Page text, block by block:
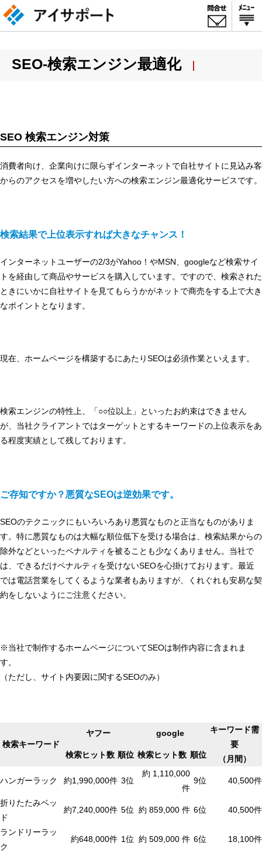
SEO-検索エンジン最適化
SEO 検索エンジン対策
消費者向け、企業向けに限らずインターネットで自社サイトに見込み客
からのアクセスを増やしたい方への検索エンジン最適化サービスです。
検索結果で上位表示すれば大きなチャンス！
インターネットユーザーの2/3がYahoo！やMSN、googleなど検索サイ
トを経由して商品やサービスを購入しています。ですので、検索された
ときにいかに自社サイトを見てもらうかがネットで商売をする上で大き
なポイントとなります。
現在、ホームページを構築するにあたりSEOは必須作業といえます。
検索エンジンの特性上、「○○位以上」といったお約束はできません
が、当社クライアントではターゲットとするキーワードの上位表示をあ
る程度実績として残しております。
ご存知ですか？悪質なSEOは逆効果です。
SEOのテクニックにもいろいろあり悪質なものと正当なものがありま
す。特に悪質なものは大幅な順位低下を受ける場合は、検索結果からの
除外などといったペナルティを被ることも少なくありません。当社で
は、できるだけペナルティを受けないSEOを心掛けております。最近
では電話営業をしてくるような業者もありますが、くれぐれも安易な契
約をしないようにご注意ください。
※当社で制作するホームページについてSEOは制作内容に含まれま
す。
（ただし、サイト内要因に関するSEOのみ）
検索キーワード
ヤフー google
キーワード需
要
（月間）
検索ヒット数 順位 検索ヒット数 順位
ハンガーラック 約1,990,000件 3位
約 1,110,000
件
9位 40,500件
折りたたみベッ
ド
約7,240,000件 5位 約 859,000 件 6位 40,500件
ランドリーラッ
ク
約648,000件 1位 約 509,000 件 6位 18,100件